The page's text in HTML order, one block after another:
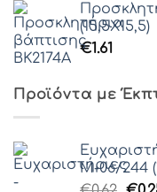
(15,5Χ15,5)
€1.61
Προϊόντα με
Μ-06/244